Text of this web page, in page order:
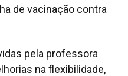
de vacinação contra
pela professora
na flexibilidade,